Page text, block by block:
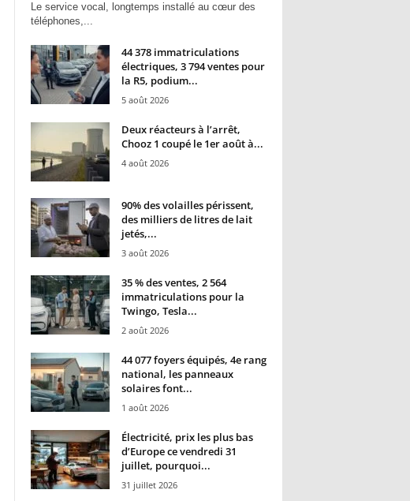
Le service vocal, longtemps installé au cœur des
téléphones,...
44 378 immatriculations
électriques, 3 794 ventes pour
la R5, podium...
5 août 2026
Deux réacteurs à l’arrêt,
Chooz 1 coupé le 1er août à...
4 août 2026
90% des volailles périssent,
des milliers de litres de lait
jetés,...
3 août 2026
35 % des ventes, 2 564
immatriculations pour la
Twingo, Tesla...
2 août 2026
44 077 foyers équipés, 4e rang
national, les panneaux
solaires font...
1 août 2026
Électricité, prix les plus bas
d’Europe ce vendredi 31
juillet, pourquoi...
31 juillet 2026